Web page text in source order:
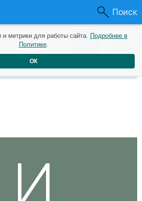
Поиск
8 лет назад 0 0
метрики для работы сайта. Подробнее в
Политике.
ОК